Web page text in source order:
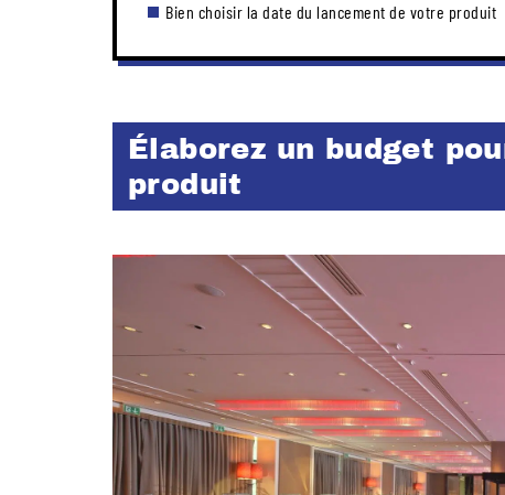
Bien choisir la date du lancement de votre produit
Élaborez un budget
produit